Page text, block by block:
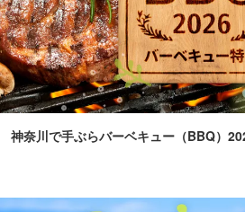
神奈川で手ぶらバーベキュー（BBQ）